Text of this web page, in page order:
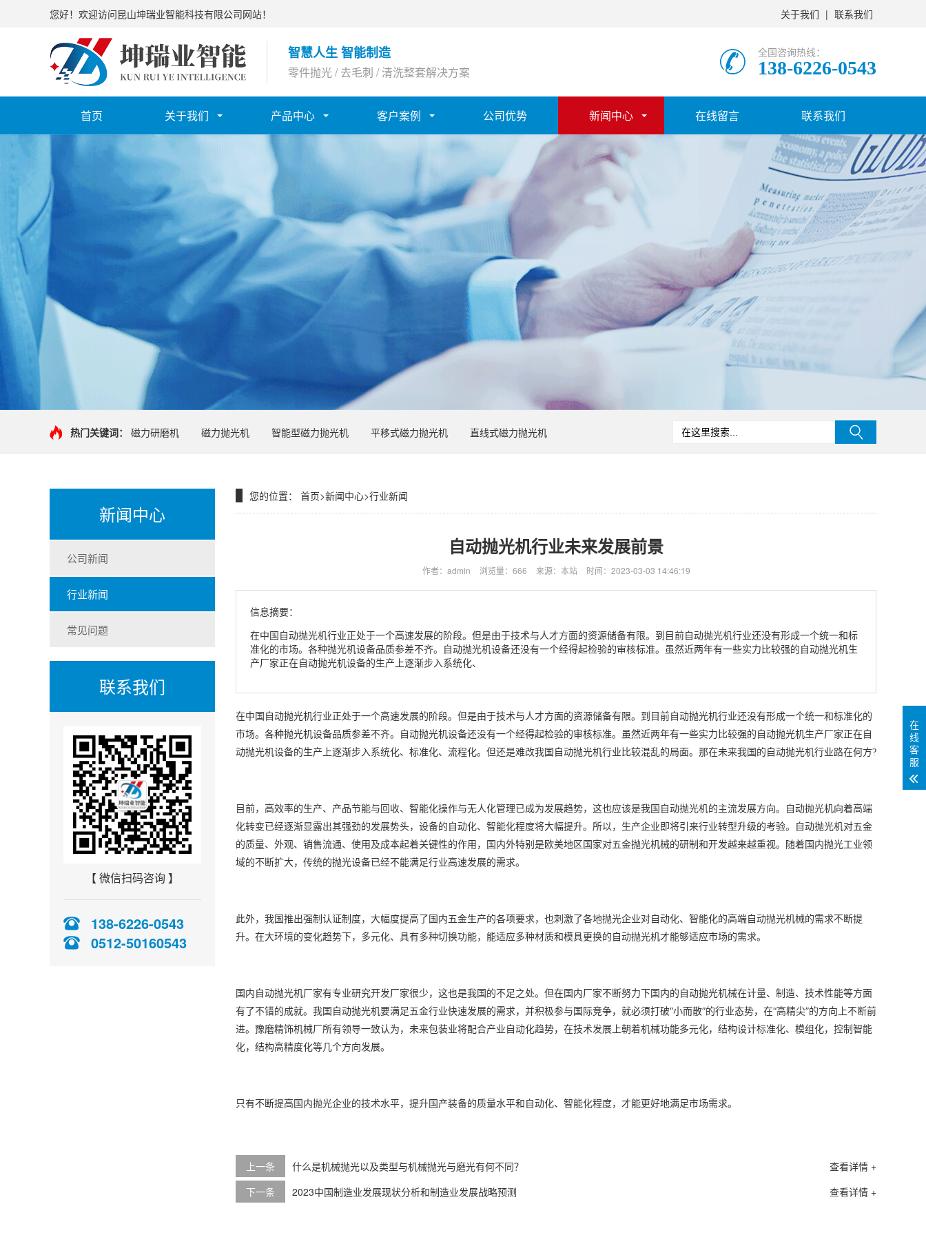
您好！欢迎访问昆山坤瑞业智能科技有限公司网站！ 关于我们 | 联系我们
智慧人生 智能制造
零件抛光 / 去毛刺 / 清洗整套解决方案
全国咨询热线：
138-6226-0543
首页 关于我们 产品中心 客户案例 公司优势 新闻中心 在线留言 联系我们
热门关键词： 磁力研磨机 磁力抛光机 智能型磁力抛光机 平移式磁力抛光机 直线式磁力抛光机
新闻中心
公司新闻
行业新闻
常见问题
联系我们
【 微信扫码咨询 】
138-6226-0543
0512-50160543
您的位置： 首页>新闻中心>行业新闻
自动抛光机行业未来发展前景
作者：admin 浏览量：666 来源：本站 时间：2023-03-03 14:46:19
信息摘要：
在中国自动抛光机行业正处于一个高速发展的阶段。但是由于技术与人才方面的资源储备有限。到目前自动抛光机行业还没有形成一个统一和标
准化的市场。各种抛光机设备品质参差不齐。自动抛光机设备还没有一个经得起检验的审核标准。虽然近两年有一些实力比较强的自动抛光机生
产厂家正在自动抛光机设备的生产上逐渐步入系统化、
在中国自动抛光机行业正处于一个高速发展的阶段。但是由于技术与人才方面的资源储备有限。到目前自动抛光机行业还没有形成一个统一和标准化的
市场。各种抛光机设备品质参差不齐。自动抛光机设备还没有一个经得起检验的审核标准。虽然近两年有一些实力比较强的自动抛光机生产厂家正在自
动抛光机设备的生产上逐渐步入系统化、标准化、流程化。但还是难改我国自动抛光机行业比较混乱的局面。那在未来我国的自动抛光机行业路在何方?
目前，高效率的生产、产品节能与回收、智能化操作与无人化管理已成为发展趋势，这也应该是我国自动抛光机的主流发展方向。自动抛光机向着高端
化转变已经逐渐显露出其强劲的发展势头，设备的自动化、智能化程度将大幅提升。所以，生产企业即将引来行业转型升级的考验。自动抛光机对五金
的质量、外观、销售流通、使用及成本起着关键性的作用，国内外特别是欧美地区国家对五金抛光机械的研制和开发越来越重视。随着国内抛光工业领
域的不断扩大，传统的抛光设备已经不能满足行业高速发展的需求。
此外，我国推出强制认证制度，大幅度提高了国内五金生产的各项要求，也刺激了各地抛光企业对自动化、智能化的高端自动抛光机械的需求不断提
升。在大环境的变化趋势下，多元化、具有多种切换功能，能适应多种材质和模具更换的自动抛光机才能够适应市场的需求。
国内自动抛光机厂家有专业研究开发厂家很少，这也是我国的不足之处。但在国内厂家不断努力下国内的自动抛光机械在计量、制造、技术性能等方面
有了不错的成就。我国自动抛光机要满足五金行业快速发展的需求，并积极参与国际竞争，就必须打破“小而散”的行业态势，在“高精尖”的方向上不断前
进。豫磨精饰机械厂所有领导一致认为，未来包装业将配合产业自动化趋势，在技术发展上朝着机械功能多元化，结构设计标准化、模组化，控制智能
化，结构高精度化等几个方向发展。
只有不断提高国内抛光企业的技术水平，提升国产装备的质量水平和自动化、智能化程度，才能更好地满足市场需求。
上一条 查看详情 +
什么是机械抛光以及类型与机械抛光与磨光有何不同？
下一条
查看详情 +
2023中国制造业发展现状分析和制造业发展战略预测
在
线
客
服